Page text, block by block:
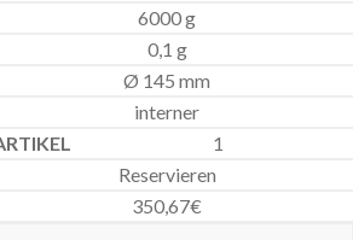
6000 g
0,1 g
Ø 145 mm
interner
1
Reservieren
350,67€